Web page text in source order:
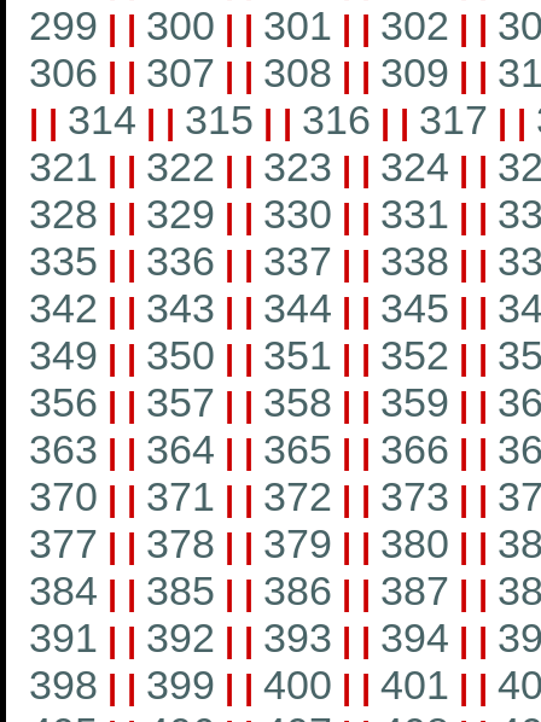
299 | | 300 | | 301 | | 302 | |
306 | | 307 | | 308 | | 309 | |
| | 314 | | 315 | | 316 | | 317 | |
321 | | 322 | | 323 | | 324 | |
328 | | 329 | | 330 | | 331 | |
335 | | 336 | | 337 | | 338 | |
342 | | 343 | | 344 | | 345 | |
349 | | 350 | | 351 | | 352 | |
356 | | 357 | | 358 | | 359 | |
363 | | 364 | | 365 | | 366 | |
370 | | 371 | | 372 | | 373 | |
377 | | 378 | | 379 | | 380 | |
384 | | 385 | | 386 | | 387 | |
391 | | 392 | | 393 | | 394 | |
398 | | 399 | | 400 | | 401 | |